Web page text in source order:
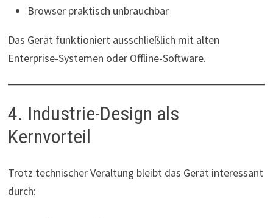
Browser praktisch unbrauchbar
Das Gerät funktioniert ausschließlich mit alten
Enterprise-Systemen oder Offline-Software.
4. Industrie-Design als
Kernvorteil
Trotz technischer Veraltung bleibt das Gerät interessant
durch: